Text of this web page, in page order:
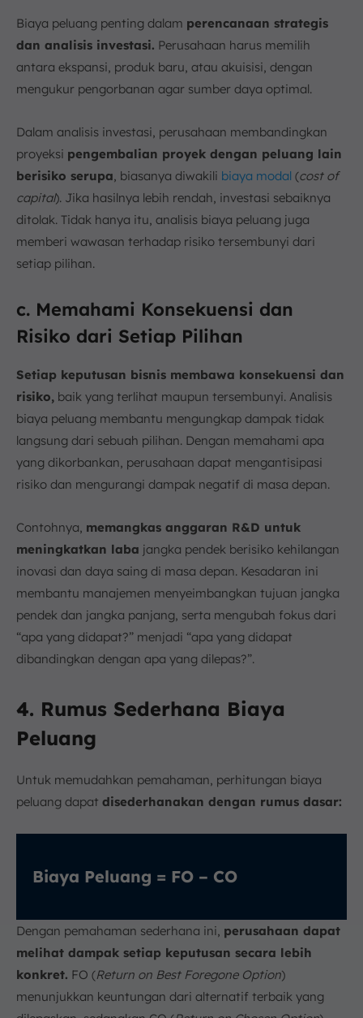
Biaya peluang penting dalam perencanaan strategis
dan analisis investasi. Perusahaan harus memilih
antara ekspansi, produk baru, atau akuisisi, dengan
mengukur pengorbanan agar sumber daya optimal.
Dalam analisis investasi, perusahaan membandingkan
proyeksi pengembalian proyek dengan peluang lain
berisiko serupa , biasanya diwakili biaya modal (cost of
capital). Jika hasilnya lebih rendah, investasi sebaiknya
ditolak. Tidak hanya itu, analisis biaya peluang juga
memberi wawasan terhadap risiko tersembunyi dari
setiap pilihan.
c. Memahami Konsekuensi dan
Risiko dari Setiap Pilihan
Setiap keputusan bisnis membawa konsekuensi dan
risiko, baik yang terlihat maupun tersembunyi. Analisis
biaya peluang membantu mengungkap dampak tidak
langsung dari sebuah pilihan. Dengan memahami apa
yang dikorbankan, perusahaan dapat mengantisipasi
risiko dan mengurangi dampak negatif di masa depan.
Contohnya, memangkas anggaran R&D untuk
meningkatkan laba jangka pendek berisiko kehilangan
inovasi dan daya saing di masa depan. Kesadaran ini
membantu manajemen menyeimbangkan tujuan jangka
pendek dan jangka panjang, serta mengubah fokus dari
“apa yang didapat?” menjadi “apa yang didapat
dibandingkan dengan apa yang dilepas?”.
4. Rumus Sederhana Biaya
Peluang
Untuk memudahkan pemahaman, perhitungan biaya
peluang dapat disederhanakan dengan rumus dasar:
Biaya Peluang = FO – CO
Dengan pemahaman sederhana ini, perusahaan dapat
melihat dampak setiap keputusan secara lebih
konkret. FO (Return on Best Foregone Option)
menunjukkan keuntungan dari alternatif terbaik yang